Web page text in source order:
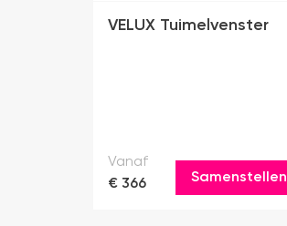
VELUX Tuimelvenster
Vanaf
€ 366
Samenstellen